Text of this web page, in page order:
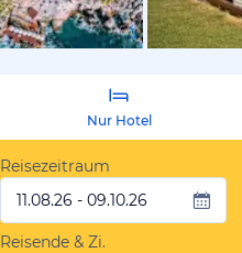
von
Nur Hotel
Reisezeitraum
11.08.26 - 09.10.26
Reisende & Zi.